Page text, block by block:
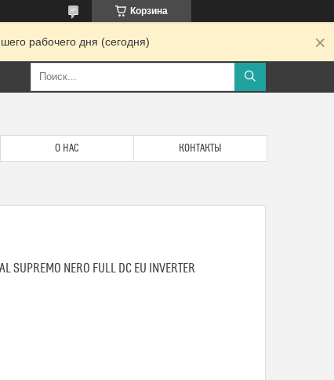
Корзина
рабочего дня (сегодня)
О НАС КОНТАКТЫ
SUPREMO NERO FULL DC EU INVERTER